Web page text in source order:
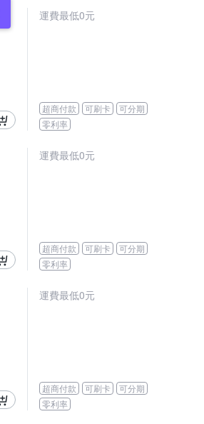
運費最低0元
超商付款 可刷卡
可分期
零利率
運費最低0元
超商付款 可刷卡
可分期
零利率
運費最低0元
超商付款 可刷卡
可分期
零利率